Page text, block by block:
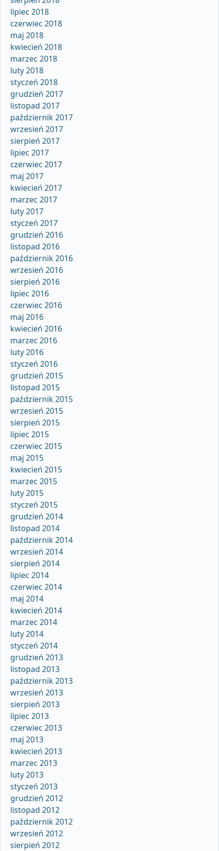
lipiec 2018
czerwiec 2018
maj 2018
kwiecień 2018
marzec 2018
luty 2018
styczeń 2018
grudzień 2017
listopad 2017
październik 2017
wrzesień 2017
sierpień 2017
lipiec 2017
czerwiec 2017
maj 2017
kwiecień 2017
marzec 2017
luty 2017
styczeń 2017
grudzień 2016
listopad 2016
październik 2016
wrzesień 2016
sierpień 2016
lipiec 2016
czerwiec 2016
maj 2016
kwiecień 2016
marzec 2016
luty 2016
styczeń 2016
grudzień 2015
listopad 2015
październik 2015
wrzesień 2015
sierpień 2015
lipiec 2015
czerwiec 2015
maj 2015
kwiecień 2015
marzec 2015
luty 2015
styczeń 2015
grudzień 2014
listopad 2014
październik 2014
wrzesień 2014
sierpień 2014
lipiec 2014
czerwiec 2014
maj 2014
kwiecień 2014
marzec 2014
luty 2014
styczeń 2014
grudzień 2013
listopad 2013
październik 2013
wrzesień 2013
sierpień 2013
lipiec 2013
czerwiec 2013
maj 2013
kwiecień 2013
marzec 2013
luty 2013
styczeń 2013
grudzień 2012
listopad 2012
październik 2012
wrzesień 2012
sierpień 2012